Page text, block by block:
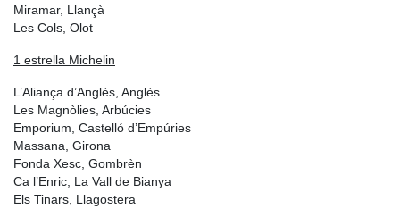
Miramar, Llançà
Les Cols, Olot
1 estrella Michelin
L’Aliança d’Anglès, Anglès
Les Magnòlies, Arbúcies
Emporium, Castelló d’Empúries
Massana, Girona
Fonda Xesc, Gombrèn
Ca l’Enric, La Vall de Bianya
Els Tinars, Llagostera